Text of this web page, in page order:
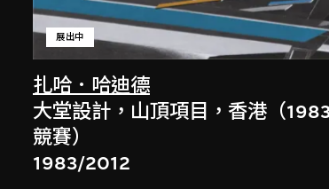
扎哈．哈迪德
展出中
大堂設計，山頂項目，香港（
競賽）
1983/2012